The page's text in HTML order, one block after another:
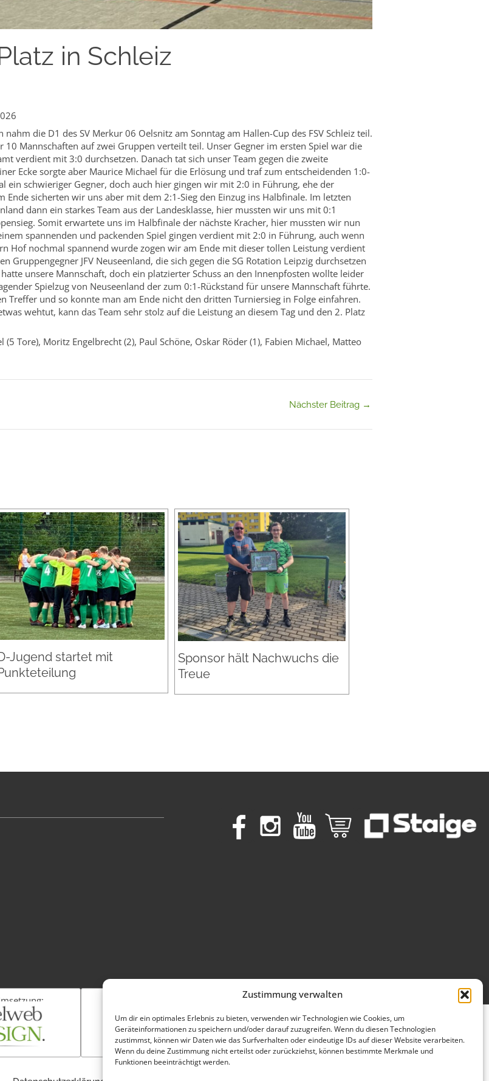
Zustimmung verwalten
Um dir ein optimales Erlebnis zu bieten, verwenden wir Technologien wie Cookies, um
Geräteinformationen zu speichern und/oder darauf zuzugreifen. Wenn du diesen Technologien
zustimmst, können wir Daten wie das Surfverhalten oder eindeutige IDs auf dieser Website verarbeiten.
Wenn du deine Zustimmung nicht erteilst oder zurückziehst, können bestimmte Merkmale und
Funktionen beeinträchtigt werden.
in Schleiz
die D1 des SV Merkur 06 Oelsnitz am Sonntag am Hallen-Cup des FSV Schleiz teil.
Mannschaften auf zwei Gruppen verteilt teil. Unser Gegner im ersten Spiel war die
verdient mit 3:0 durchsetzen. Danach tat sich unser Team gegen die zweite
Ecke sorgte aber Maurice Michael für die Erlösung und traf zum entscheidenden 1:0-
ein schwieriger Gegner, doch auch hier gingen wir mit 2:0 in Führung, ehe der
Ende sicherten wir uns aber mit dem 2:1-Sieg den Einzug ins Halbfinale. Im letzten
dann ein starkes Team aus der Landesklasse, hier mussten wir uns mit 0:1
Somit erwartete uns im Halbfinale der nächste Kracher, hier mussten wir nun
spannenden und packenden Spiel gingen verdient mit 2:0 in Führung, auch wenn
Hof nochmal spannend wurde zogen wir am Ende mit dieser tollen Leistung verdient
Gruppengegner JFV Neuseenland, die sich gegen die SG Rotation Leipzig durchsetzen
unsere Mannschaft, doch ein platzierter Schuss an den Innenpfosten wollte leider
Spielzug von Neuseenland der zum 0:1-Rückstand für unsere Mannschaft führte.
Treffer und so konnte man am Ende nicht den dritten Turniersieg in Folge einfahren.
wehtut, kann das Team sehr stolz auf die Leistung an diesem Tag und den 2. Platz
Tore), Moritz Engelbrecht (2), Paul Schöne, Oskar Röder (1), Fabien Michael, Matteo
Nächster Beitrag →
Jugend startet mit
Sponsor hält Nachwuchs die
Treue